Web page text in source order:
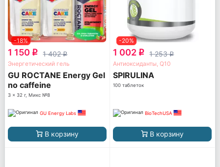
-18%
1 150 q 1 402q
Энергетический гель
GU ROCTANE Energy Gel
no caffeine
3 x 32 г, Микс №8
GU Energy Labs
В корзину
-20%
1 002 q 1 253q
Антиоксиданты, Q10
SPIRULINA
100 таблеток
BioTechUSA
В корзину